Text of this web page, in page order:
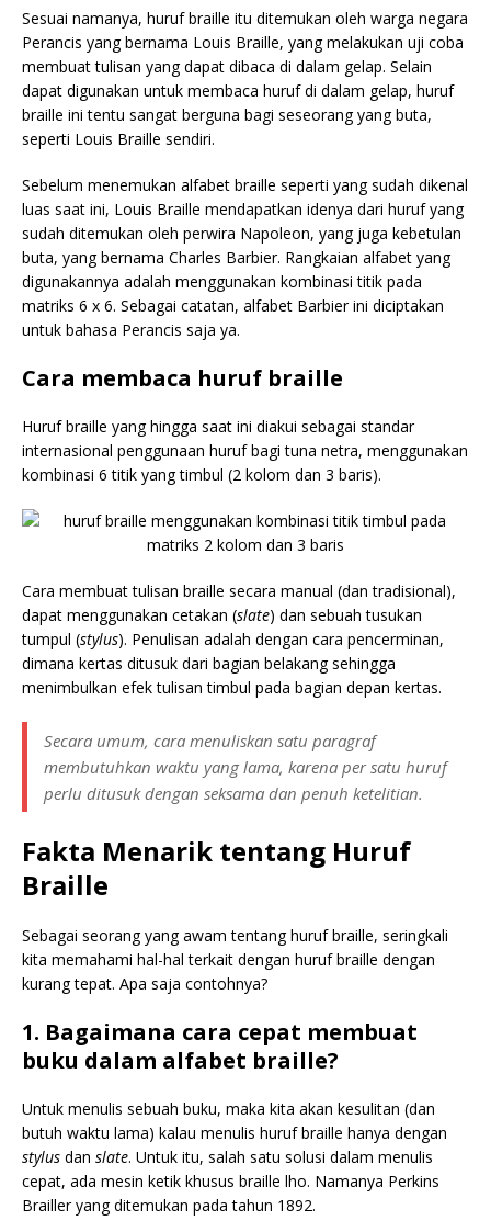
Sesuai namanya, huruf braille itu ditemukan oleh warga negara
Perancis yang bernama Louis Braille, yang melakukan uji coba
membuat tulisan yang dapat dibaca di dalam gelap. Selain
dapat digunakan untuk membaca huruf di dalam gelap, huruf
braille ini tentu sangat berguna bagi seseorang yang buta,
seperti Louis Braille sendiri.
Sebelum menemukan alfabet braille seperti yang sudah dikenal
luas saat ini, Louis Braille mendapatkan idenya dari huruf yang
sudah ditemukan oleh perwira Napoleon, yang juga kebetulan
buta, yang bernama Charles Barbier. Rangkaian alfabet yang
digunakannya adalah menggunakan kombinasi titik pada
matriks 6 x 6. Sebagai catatan, alfabet Barbier ini diciptakan
untuk bahasa Perancis saja ya.
Cara membaca huruf braille
Huruf braille yang hingga saat ini diakui sebagai standar
internasional penggunaan huruf bagi tuna netra, menggunakan
kombinasi 6 titik yang timbul (2 kolom dan 3 baris).
Cara membuat tulisan braille secara manual (dan tradisional),
dapat menggunakan cetakan (slate) dan sebuah tusukan
tumpul (stylus). Penulisan adalah dengan cara pencerminan,
dimana kertas ditusuk dari bagian belakang sehingga
menimbulkan efek tulisan timbul pada bagian depan kertas.
Secara umum, cara menuliskan satu paragraf
membutuhkan waktu yang lama, karena per satu huruf
perlu ditusuk dengan seksama dan penuh ketelitian.
Fakta Menarik tentang Huruf
Braille
Sebagai seorang yang awam tentang huruf braille, seringkali
kita memahami hal-hal terkait dengan huruf braille dengan
kurang tepat. Apa saja contohnya?
1. Bagaimana cara cepat membuat
buku dalam alfabet braille?
Untuk menulis sebuah buku, maka kita akan kesulitan (dan
butuh waktu lama) kalau menulis huruf braille hanya dengan
stylus dan slate. Untuk itu, salah satu solusi dalam menulis
cepat, ada mesin ketik khusus braille lho. Namanya Perkins
Brailler yang ditemukan pada tahun 1892.